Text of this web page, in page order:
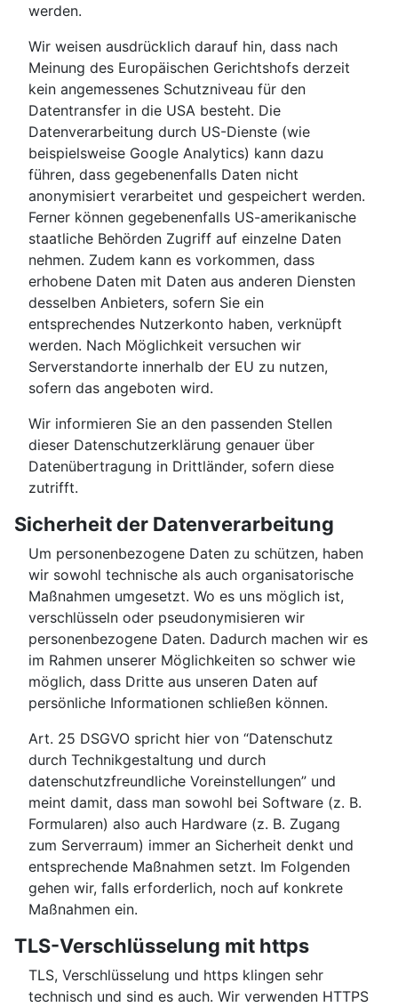
werden.
Wir weisen ausdrücklich darauf hin, dass nach
Meinung des Europäischen Gerichtshofs derzeit
kein angemessenes Schutzniveau für den
Datentransfer in die USA besteht. Die
Datenverarbeitung durch US-Dienste (wie
beispielsweise Google Analytics) kann dazu
führen, dass gegebenenfalls Daten nicht
anonymisiert verarbeitet und gespeichert werden.
Ferner können gegebenenfalls US-amerikanische
staatliche Behörden Zugriff auf einzelne Daten
nehmen. Zudem kann es vorkommen, dass
erhobene Daten mit Daten aus anderen Diensten
desselben Anbieters, sofern Sie ein
entsprechendes Nutzerkonto haben, verknüpft
werden. Nach Möglichkeit versuchen wir
Serverstandorte innerhalb der EU zu nutzen,
sofern das angeboten wird.
Wir informieren Sie an den passenden Stellen
dieser Datenschutzerklärung genauer über
Datenübertragung in Drittländer, sofern diese
zutrifft.
Sicherheit der Datenverarbeitung
Um personenbezogene Daten zu schützen, haben
wir sowohl technische als auch organisatorische
Maßnahmen umgesetzt. Wo es uns möglich ist,
verschlüsseln oder pseudonymisieren wir
personenbezogene Daten. Dadurch machen wir es
im Rahmen unserer Möglichkeiten so schwer wie
möglich, dass Dritte aus unseren Daten auf
persönliche Informationen schließen können.
Art. 25 DSGVO spricht hier von “Datenschutz
durch Technikgestaltung und durch
datenschutzfreundliche Voreinstellungen” und
meint damit, dass man sowohl bei Software (z. B.
Formularen) also auch Hardware (z. B. Zugang
zum Serverraum) immer an Sicherheit denkt und
entsprechende Maßnahmen setzt. Im Folgenden
gehen wir, falls erforderlich, noch auf konkrete
Maßnahmen ein.
TLS-Verschlüsselung mit https
TLS, Verschlüsselung und https klingen sehr
technisch und sind es auch. Wir verwenden HTTPS